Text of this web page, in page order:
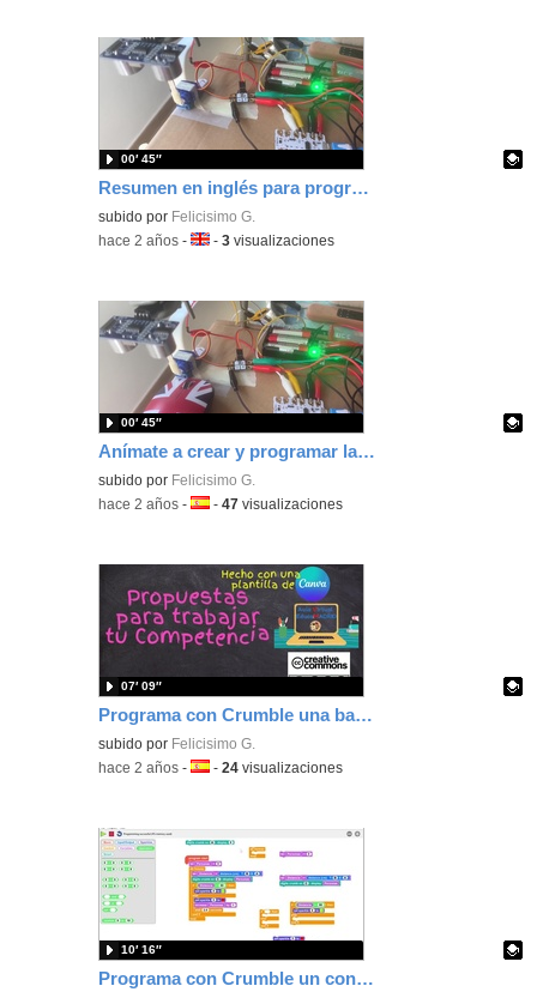
Resumen en inglés para programar un barrera automatizada de un parking.
Contenido educativo.
subido por Felicisimo G.
00′ 45″
-hace 2 años -Idioma:
-3 visualizaciones
Anímate a crear y programar la barrera de un parking usando el sensor de ultrasonidos.
Contenido educativo.
subido por Felicisimo G.
00′ 45″
-hace 2 años -Idioma:
-47 visualizaciones
Programa con Crumble una barrera de un parking automatizada.
Contenido educativo.
subido por Felicisimo G.
07′ 09″
-hace 2 años -Idioma:
-24 visualizaciones
Programa con Crumble un contador de aforo usando el sensor de ultrasonidos.
10′ 16″